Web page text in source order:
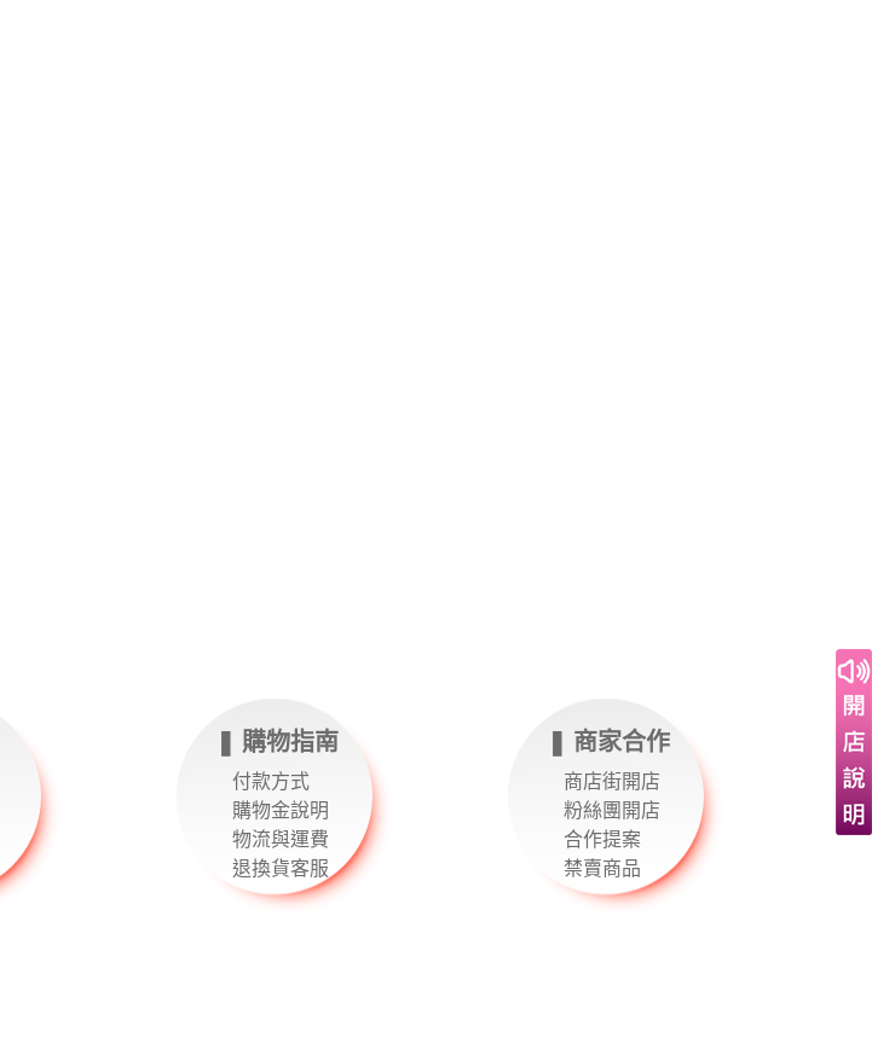
❚ 購物指南
付款方式
購物金說明
物流與運費
退換貨客服
❚ 商家合作
商店街開店
粉絲團開店
合作提案
禁賣商品